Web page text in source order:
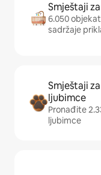
Smještaji
6.050
sadržaje
Smještaji
ljubimce
Pronađite
ljubimce